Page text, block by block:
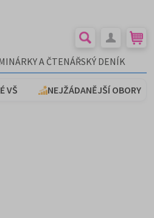
A ČTENÁŘSKÝ DENÍK
VŠ NEJŽÁDANĚJŠÍ OBORY